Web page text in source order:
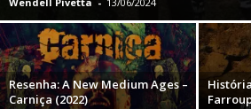
Resenha: A New Medium Ages –
Carniça (2022)